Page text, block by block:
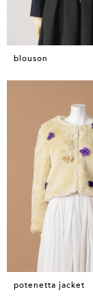
blouson
potenetta jacket